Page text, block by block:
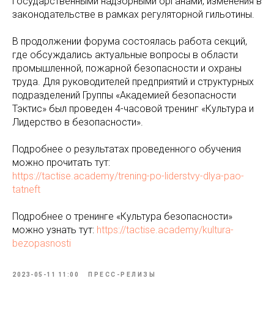
законодательстве в рамках регуляторной гильотины.
В продолжении форума состоялась работа секций,
где обсуждались актуальные вопросы в области
промышленной, пожарной безопасности и охраны
труда. Для руководителей предприятий и структурных
подразделений Группы «Академией безопасности
Тэктис» был проведен 4-часовой тренинг «Культура и
Лидерство в безопасности».
Подробнее о результатах проведенного обучения
можно прочитать тут:
https://tactise.academy/trening-po-liderstvy-dlya-pao-
tatneft
Подробнее о тренинге «Культура безопасности»
можно узнать тут: https://tactise.academy/kultura-
bezopasnosti
2023-05-11 11:00 ПРЕСС-РЕЛИЗЫ